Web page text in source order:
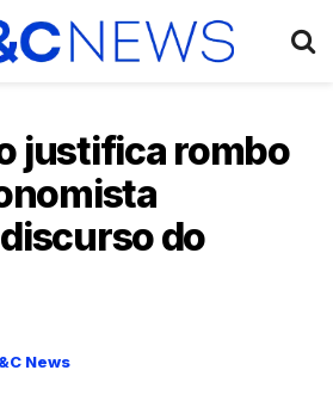
justifica rombo
do
News